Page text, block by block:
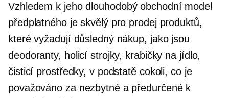
Vzhledem k jehodlouhodobýobchodní model
předplatného je skvělý pro prodej produktů,
které vyžadují důsledný nákup, jako jsou
deodoranty, holicí strojky, krabičky na jídlo,
čisticí prostředky, v podstatě cokoli, co je
považováno za nezbytné a předurčené k